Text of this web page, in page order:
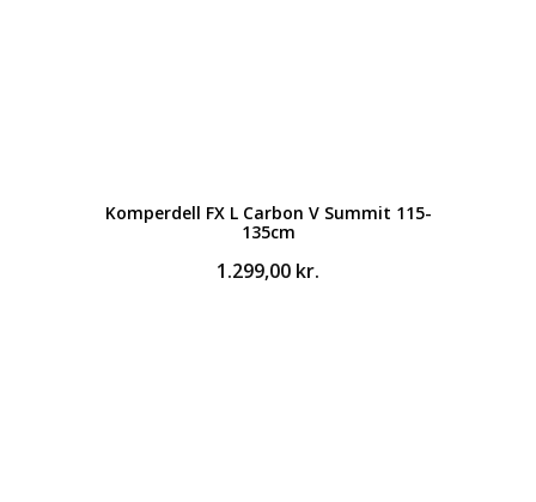
Komperdell FX L Carbon V Summit 115-
135cm
1.299,00 kr.